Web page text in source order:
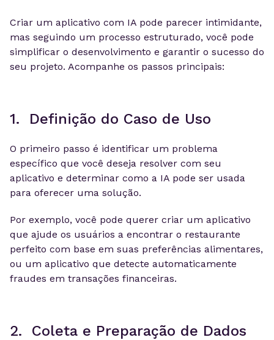
Criar um aplicativo com IA pode parecer intimidante,
mas seguindo um processo estruturado, você pode
simplificar o desenvolvimento e garantir o sucesso do
seu projeto. Acompanhe os passos principais:
1. Definição do Caso de Uso
O primeiro passo é identificar um problema
específico que você deseja resolver com seu
aplicativo e determinar como a IA pode ser usada
para oferecer uma solução.
Por exemplo, você pode querer criar um aplicativo
que ajude os usuários a encontrar o restaurante
perfeito com base em suas preferências alimentares,
ou um aplicativo que detecte automaticamente
fraudes em transações financeiras.
2. Coleta e Preparação de Dados